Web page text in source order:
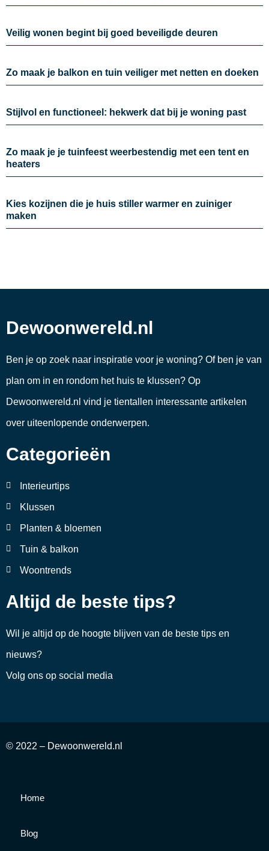
Veilig wonen begint bij goed beveiligde deuren
Zo maak je balkon en tuin veiliger met netten en doeken
Stijlvol en functioneel: hekwerk dat bij je woning past
Zo maak je je tuinfeest weerbestendig met een tent en
heaters
Kies kozijnen die je huis stiller warmer en zuiniger
maken
Dewoonwereld.nl
Ben je op zoek naar inspiratie voor je woning? Of ben je van
plan om in en rondom het huis te klussen? Op
Dewoonwereld.nl vind je tientallen interessante artikelen
over uiteenlopende onderwerpen.
Categorieën
Interieurtips
Klussen
Planten & bloemen
Tuin & balkon
Woontrends
Altijd de beste tips?
Wil je altijd op de hoogte blijven van de beste tips en
nieuws?
Volg ons op social media
© 2022 – Dewoonwereld.nl
Home
Blog